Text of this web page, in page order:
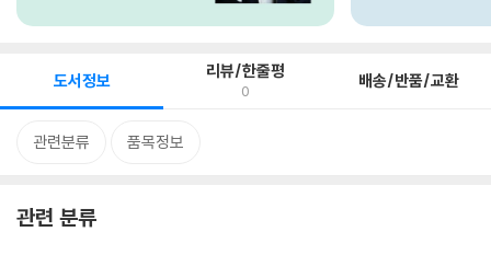
도서정보 리뷰/한줄평
0 배송/반품/교환
관련분류 품목정보
관련 분류